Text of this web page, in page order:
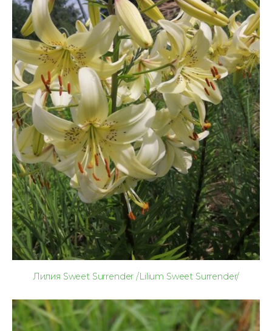
Лилия Sweet Surrender /Lilium Sweet Surrender/